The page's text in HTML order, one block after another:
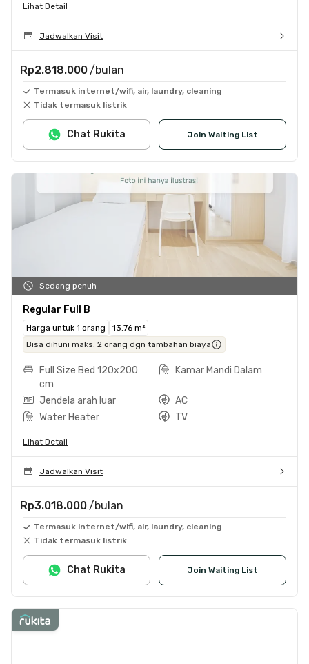
Lihat Detail
Jadwalkan Visit
Rp2.818.000 /bulan
Termasuk internet/wifi, air, laundry, cleaning
Tidak termasuk listrik
Join Waiting List
Chat Rukita
Sedang penuh
Regular Full B
Harga untuk 1 orang
13.76 m²
Bisa dihuni maks. 2 orang dgn tambahan biaya
Full Size Bed 120x200
cm
Kamar Mandi Dalam
Jendela arah luar
AC
Water Heater
TV
Lihat Detail
Jadwalkan Visit
Rp3.018.000 /bulan
Termasuk internet/wifi, air, laundry, cleaning
Tidak termasuk listrik
Join Waiting List
Chat Rukita